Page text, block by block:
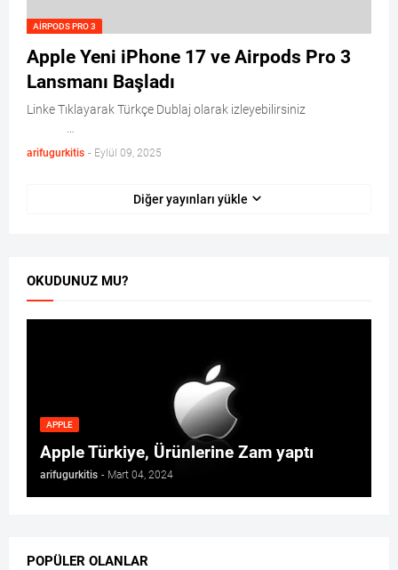
AIRPODS PRO 3
Apple Yeni iPhone 17 ve Airpods Pro 3
Lansmanı Başladı
Linke Tıklayarak Türkçe Dublaj olarak izleyebilirsiniz
arifugurkitis - Eylül 09, 2025
Diğer yayınları yükle
OKUDUNUZ MU?
APPLE
Apple Türkiye, Ürünlerine Zam yaptı
arifugurkitis - Mart 04, 2024
POPÜLER OLANLAR